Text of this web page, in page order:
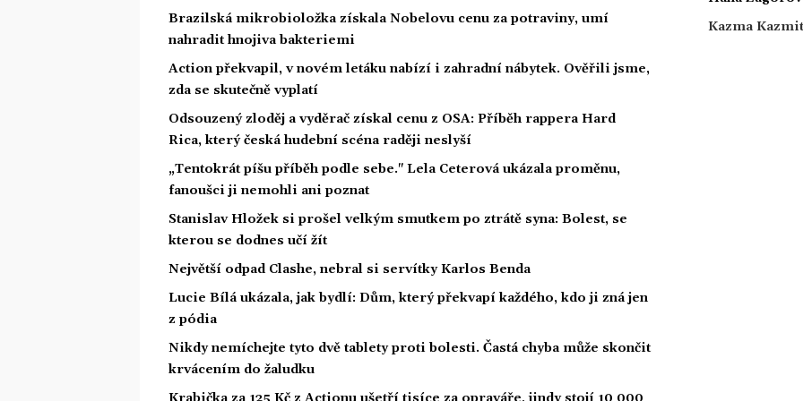
Brazilská mikrobioložka získala Nobelovu cenu za potraviny, umí
nahradit hnojiva bakteriemi
Action překvapil, v novém letáku nabízí i zahradní nábytek. Ověřili jsme,
zda se skutečně vyplatí
Odsouzený zloděj a vyděrač získal cenu z OSA: Příběh rappera Hard
Rica, který česká hudební scéna raději neslyší
„Tentokrát píšu příběh podle sebe." Lela Ceterová ukázala proměnu,
fanoušci ji nemohli ani poznat
Stanislav Hložek si prošel velkým smutkem po ztrátě syna: Bolest, se
kterou se dodnes učí žít
Největší odpad Clashe, nebral si servítky Karlos Benda
Lucie Bílá ukázala, jak bydlí: Dům, který překvapí každého, kdo ji zná jen
z pódia
Nikdy nemíchejte tyto dvě tablety proti bolesti. Častá chyba může skončit
krvácením do žaludku
Kazma